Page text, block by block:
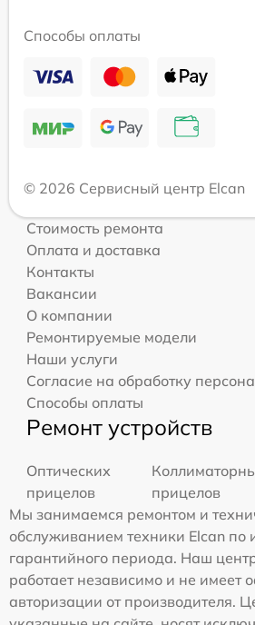
Способы оплаты
© 2026 Сервисный центр Elcan
Стоимость ремонта
Оплата и доставка
Контакты
Вакансии
О компании
Ремонтируемые модели
Наши услуги
Согласие на обработку
Способы оплаты
Ремонт устройств
Оптических
прицелов
прицелов
Мы занимаемся ремонтом и
обслуживанием техники Elcan по
гарантийного периода. Наш
работает независимо и не имеет
авторизации от производителя.